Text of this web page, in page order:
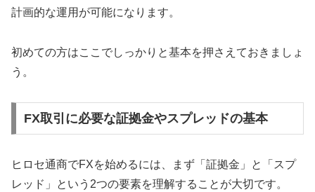
計画的な運用が可能になります。
初めての方はここでしっかりと基本を押さえておきましょ
う。
FX取引に必要な証拠金やスプレッドの基本
ヒロセ通商でFXを始めるには、まず「証拠金」と「スプ
レッド」という2つの要素を理解することが大切です。